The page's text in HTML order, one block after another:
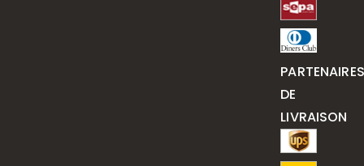
PARTENAIRES
DE
LIVRAISON